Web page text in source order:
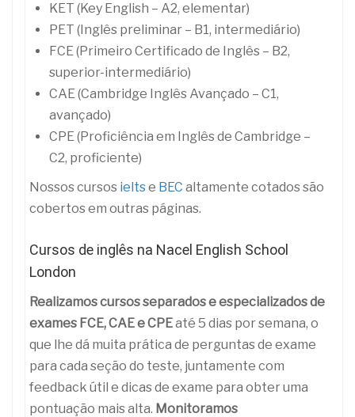
KET (Key English – A2, elementar)
PET (Inglês preliminar – B1, intermediário)
FCE (Primeiro Certificado de Inglês – B2,
superior-intermediário)
CAE (Cambridge Inglês Avançado – C1,
avançado)
CPE (Proficiência em Inglês de Cambridge –
C2, proficiente)
Nossos cursos ieltse BEC altamente cotados são
cobertos em outras páginas.
Cursos de inglês na Nacel English School
London
Realizamos cursos separados e especializados de
exames FCE, CAE e CPEaté 5 dias por semana, o
que lhe dá muita prática de perguntas de exame
para cada seção do teste, juntamente com
feedback útil e dicas de exame para obter uma
pontuação mais alta. Monitoramos